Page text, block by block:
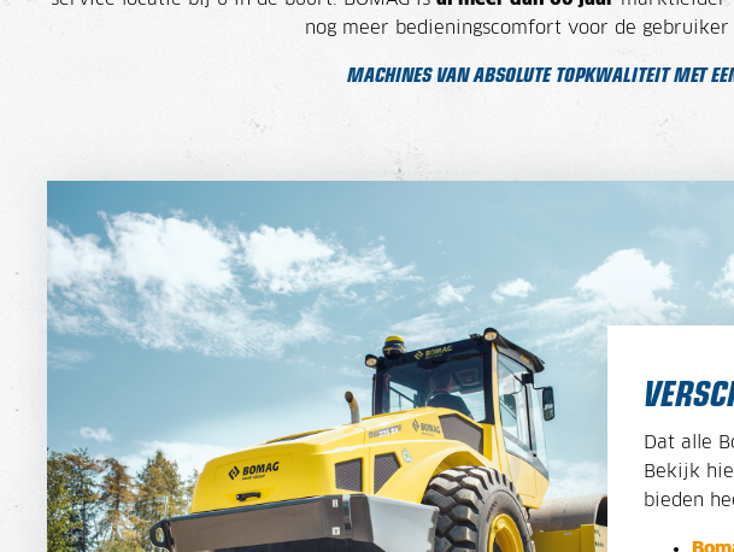
nog meer bedieningscomfort voor de
MACHINES VAN ABSOLUTE TOPKWALITEIT MET
Dat alle
Bekijk
bieden